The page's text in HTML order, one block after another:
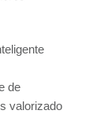
de
valorizado